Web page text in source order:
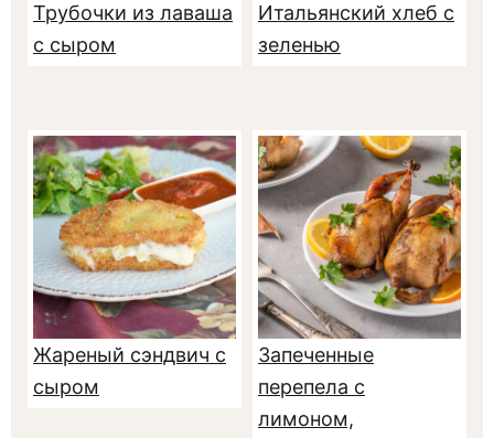
Трубочки из лаваша
с сыром
Итальянский хлеб с
зеленью
Жареный сэндвич с
сыром
Запеченные
перепела с
лимоном,